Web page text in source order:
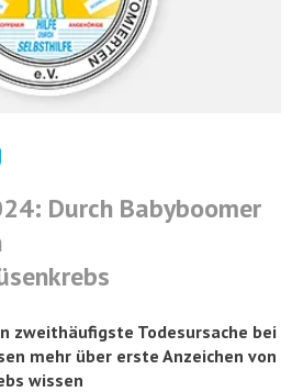
Durch Babyboomer
zweithäufigste Todesursache bei
mehr über erste Anzeichen von
wissen